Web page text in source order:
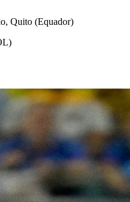
Quito (Equador)